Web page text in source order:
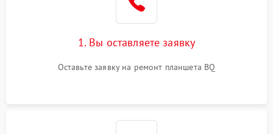
1. Вы оставляете заявку
Оставьте заявку на ремонт планшета BQ